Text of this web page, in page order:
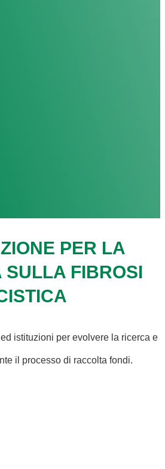
PER LA
SULLA FIBROSI
istituzioni per evolvere la ricerca e
il processo di raccolta fondi.